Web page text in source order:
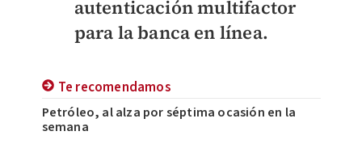
autenticación multifactor
para la banca en línea.
Te recomendamos
Petróleo, al alza por séptima ocasión en la
semana